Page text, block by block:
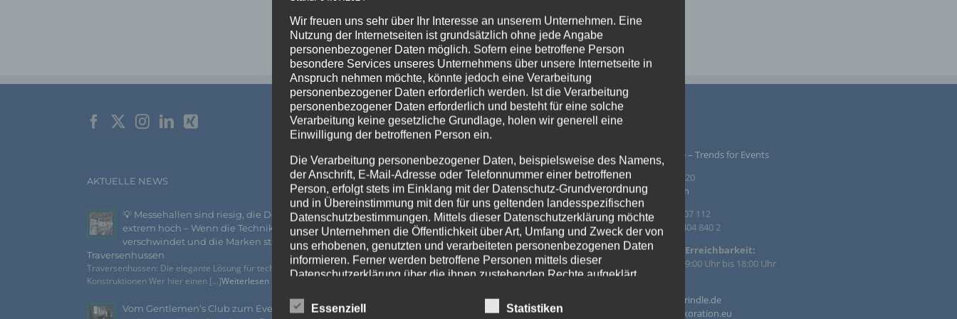
Wunschliste
AKTUELLE NEWS
💡 Messehallen sind riesig, die Decken
extrem hoch – Wenn die Technik
verschwindet und die Marken strahlen –
Traversenhussen
Traversenhussen: Die elegante Lösung für technische
Konstruktionen Wer hier einen [...]Weiterlesen »
Vom Gentlemen’s Club zum Eventhighlight
PRODUKTSUCHE
Agentur Rindle – Trends for Events
Prinzendamm 20
25436 Tornesch
Tel. +49 4122 407 112
Fax. +49 4122 404 840 2
Telefonische Erreichbarkeit:
Mo. – Fr. von 09:00 Uhr bis 18:00 Uhr
info@agentur-rindle.de
info@eventdekoration.eu
Wir freuen uns sehr über Ihr Interesse an unserem Unternehmen. Eine
Nutzung der Internetseiten ist grundsätzlich ohne jede Angabe
personenbezogener Daten möglich. Sofern eine betroffene Person
besondere Services unseres Unternehmens über unsere Internetseite in
Anspruch nehmen möchte, könnte jedoch eine Verarbeitung
personenbezogener Daten erforderlich werden. Ist die Verarbeitung
personenbezogener Daten erforderlich und besteht für eine solche
Verarbeitung keine gesetzliche Grundlage, holen wir generell eine
Einwilligung der betroffenen Person ein.
Die Verarbeitung personenbezogener Daten, beispielsweise des Namens,
der Anschrift, E-Mail-Adresse oder Telefonnummer einer betroffenen
Person, erfolgt stets im Einklang mit der Datenschutz-Grundverordnung
und in Übereinstimmung mit den für uns geltenden landesspezifischen
Datenschutzbestimmungen. Mittels dieser Datenschutzerklärung möchte
unser Unternehmen die Öffentlichkeit über Art, Umfang und Zweck der von
uns erhobenen, genutzten und verarbeiteten personenbezogenen Daten
informieren. Ferner werden betroffene Personen mittels dieser
Datenschutzerklärung über die ihnen zustehenden Rechte aufgeklärt.
Wir haben als für die Verarbeitung Verantwortlicher zahlreiche technische
und organisatorische Maßnahmen umgesetzt, um einen möglichst
Essenziell Statistiken